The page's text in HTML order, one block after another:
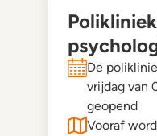
De
vrijdag van
geopend
Vooraf